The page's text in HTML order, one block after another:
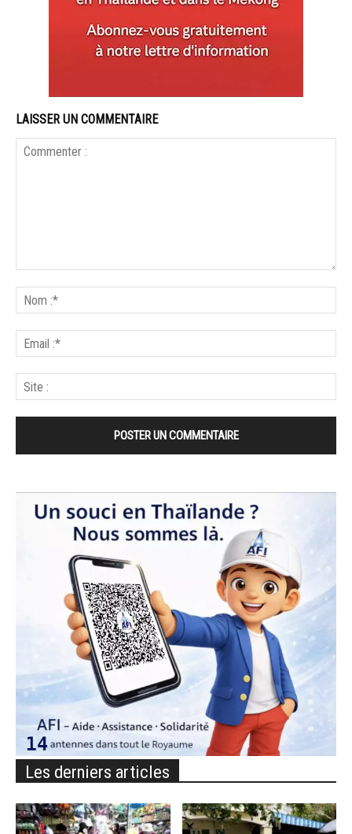
LAISSER UN COMMENTAIRE
Les derniers articles